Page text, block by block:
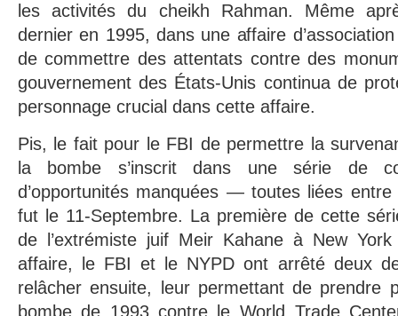
les activités du cheikh Rahman. Même
dernier en 1995, dans une affaire
de commettre des attentats contre des
gouvernement des États-Unis continua de
personnage crucial dans cette affaire.
Pis, le fait pour le FBI de permettre la
la bombe s’inscrit dans une série de
d’opportunités manquées — toutes liées
fut le 11-Septembre. La première de cette
de l’extrémiste juif Meir Kahane à New
affaire, le FBI et le NYPD ont arrêté deux
relâcher ensuite, leur permettant de prendre
bombe de 1993 contre le World Trade